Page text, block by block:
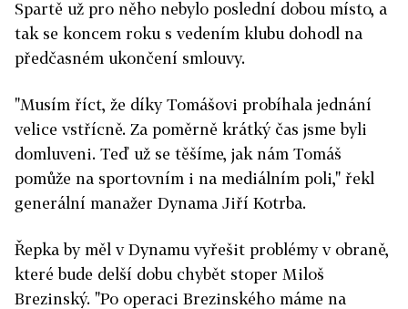
Spartě už pro něho nebylo poslední dobou místo, a
tak se koncem roku s vedením klubu dohodl na
předčasném ukončení smlouvy.
"Musím říct, že díky Tomášovi probíhala jednání
velice vstřícně. Za poměrně krátký čas jsme byli
domluveni. Teď už se těšíme, jak nám Tomáš
pomůže na sportovním i na mediálním poli," řekl
generální manažer Dynama Jiří Kotrba.
Řepka by měl v Dynamu vyřešit problémy v obraně,
které bude delší dobu chybět stoper Miloš
Brezinský. "Po operaci Brezinského máme na